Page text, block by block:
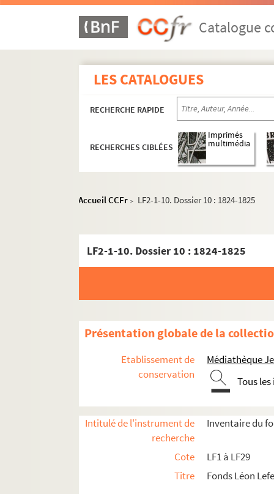
Catalogue
LES CATALOGUES
RECHERCHE RAPIDE
RECHERCHES CIBLÉES
Imprimés
multimédia
Accueil CCFr > LF2-1-10. Dossier 10 : 1824-1825
LF2-1-10. Dossier 10 : 1824-1825
Présentation globale de la
Etablissement de
conservation
Médiathèque
Tous
Intitulé de l'instrument de
recherche
Inventaire du
Cote
LF1 à LF29
Titre
Fonds Léon
LF2. Le théâtre de Lille
LF2-1. Documents du théâtre de Lille 1784-
LF2-1-1. Dossier 1 : 1784-1789, arrêt
LF2-1-2. Dossier 2 : 1790-1810